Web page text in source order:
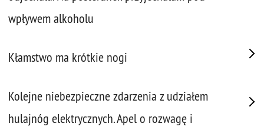
wpływem alkoholu
Kłamstwo ma krótkie nogi
Kolejne niebezpieczne zdarzenia z udziałem
hulajnóg elektrycznych. Apel o rozwagę i